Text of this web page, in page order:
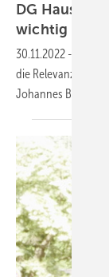
DG
wichtig
30.11.2022 -
die Relevanz der
Johannes Börner.